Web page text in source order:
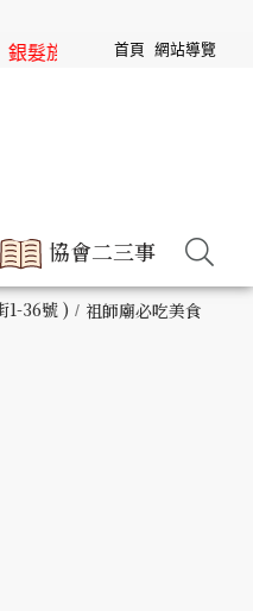
高年級超進化」來「三峽
首頁 網站導覽
協會二三事
1-36號 ) 祖師廟必吃美食